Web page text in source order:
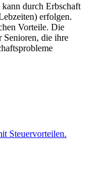
durch Erbschaft
erfolgen.
Vorteile. Die
Senioren, die ihre
Steuervorteilen.